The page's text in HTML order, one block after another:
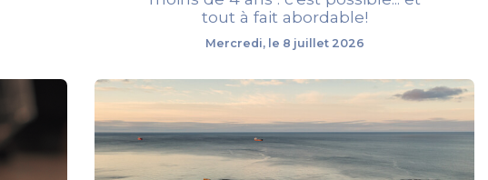
tout à fait abordable!
Mercredi, le 8 juillet 2026